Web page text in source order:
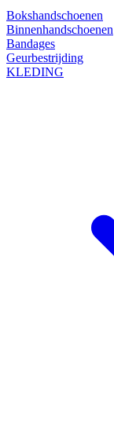
Bokshandschoenen
Binnenhandschoenen
Bandages
Geurbestrijding
KLEDING